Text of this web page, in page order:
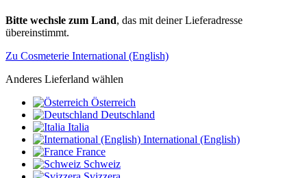
Bitte wechsle zum Land, das mit deiner Lieferadresse
übereinstimmt.
Zu Cosmeterie International (English)
Anderes Lieferland wählen
Österreich
Deutschland
Italia
International (English)
France
Schweiz